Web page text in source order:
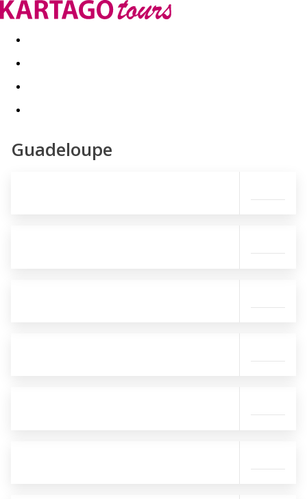
Last minute Dovolenkové kluby
Guadeloupe